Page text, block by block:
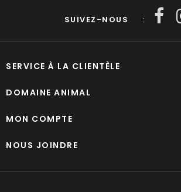
SUIVEZ-NOUS :
SERVICE À LA CLIENTÈLE
DOMAINE ANIMAL
MON COMPTE
NOUS JOINDRE